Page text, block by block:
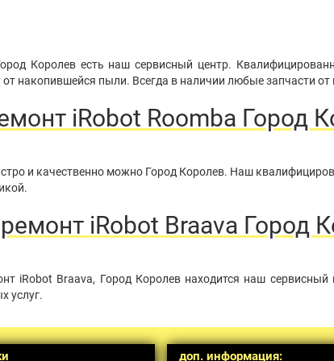
Королев есть наш сервисный центр.
накопившейся пыли. Всегда в наличии любые запчасти от
iRobot Roomba Город
и качественно можно Город Королев. Наш
iRobot Braava Город
iRobot Braava, Город Королев находится наш
услуг.
доп. информация: